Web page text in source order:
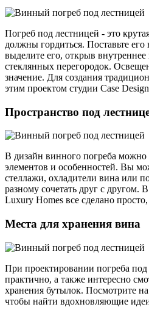
Погреб под лестницей - это
должны гордиться. Поставьте его
выделите его, открыв
стеклянных перегородок.
значение. Для создания
этим проектом студии Case
Пространство под
В дизайн винного погреба
элементов и особенностей. Вы
стеллажи, охладители вина или
разному сочетать друг с другом.
Luxury Homes все сделано
Места для хранения вина
При проектировании погреба
практично, а также интересно
хранения бутылок. Посмотрите
чтобы найти вдохновляющие